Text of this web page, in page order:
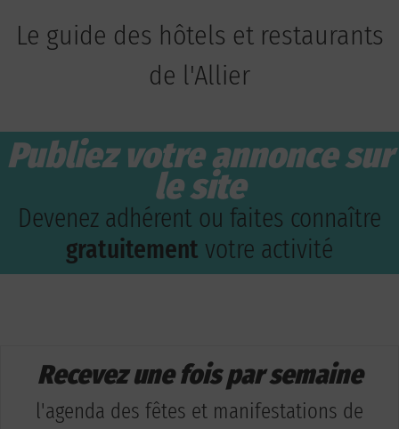
Le guide des hôtels et restaurants
de l'Allier
Publiez votre annonce sur
le site
Devenez adhérent ou faites connaître
gratuitement votre activité
Recevez une fois par semaine
l'agenda des fêtes et manifestations de